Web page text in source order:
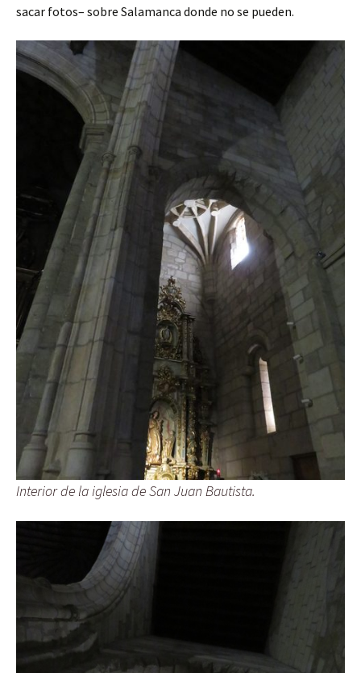
sacar fotos– sobre Salamanca donde no se pueden.
Interior de la iglesia de San Juan Bautista.